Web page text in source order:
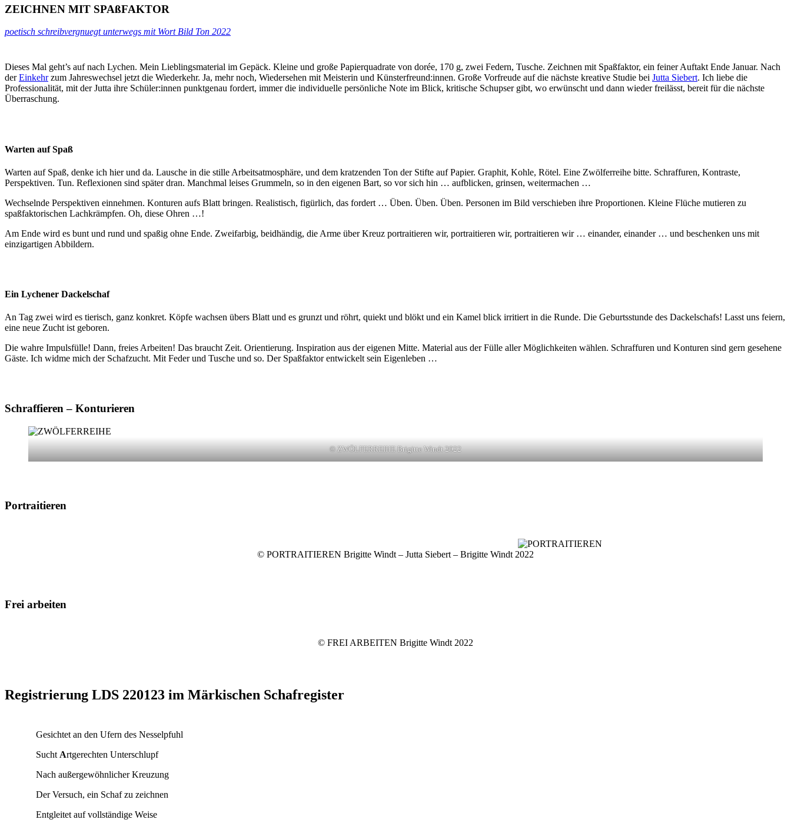
ZEICHNEN MIT SPAßFAKTOR
poetisch schreibvergnuegt unterwegs mit Wort Bild Ton 2022
Dieses Mal geht’s auf nach Lychen. Mein Lieblingsmaterial im Gepäck. Kleine und große Papierquadrate von dorée, 170 g, zwei Federn, Tusche. Zeichnen mit Spaßfaktor, ein feiner Auftakt Ende Januar. Nach
derEinkehrzum Jahreswechsel jetzt die Wiederkehr. Ja, mehr noch, Wiedersehen mit Meisterin und Künsterfreund:innen. Große Vorfreude auf die nächste kreative Studie bei Jutta Siebert. Ich liebe die
Professionalität, mit der Jutta ihre Schüler:innen punktgenau fordert, immer die individuelle persönliche Note im Blick, kritische Schupser gibt, wo erwünscht und dann wieder freilässt, bereit für die nächste
Überraschung.
Warten auf Spaß
Warten auf Spaß, denke ich hier und da. Lausche in die stille Arbeitsatmosphäre, und dem kratzenden Ton der Stifte auf Papier. Graphit, Kohle, Rötel. Eine Zwölferreihe bitte. Schraffuren, Kontraste,
Perspektiven. Tun. Reflexionen sind später dran. Manchmal leises Grummeln, so in den eigenen Bart, so vor sich hin … aufblicken, grinsen, weitermachen …
Wechselnde Perspektiven einnehmen. Konturen aufs Blatt bringen. Realistisch, figürlich, das fordert … Üben. Üben. Üben. Personen im Bild verschieben ihre Proportionen. Kleine Flüche mutieren zu
spaßfaktorischen Lachkrämpfen. Oh, diese Ohren …!
Am Ende wird es bunt und rund und spaßig ohne Ende. Zweifarbig, beidhändig, die Arme über Kreuz portraitieren wir, portraitieren wir, portraitieren wir … einander, einander … und beschenken uns mit
einzigartigen Abbildern.
Ein Lychener Dackelschaf
An Tag zwei wird es tierisch, ganz konkret. Köpfe wachsen übers Blatt und es grunzt und röhrt, quiekt und blökt und ein Kamel blick irritiert in die Runde. Die Geburtsstunde des Dackelschafs! Lasst uns feiern,
eine neue Zucht ist geboren.
Die wahre Impulsfülle! Dann, freies Arbeiten! Das braucht Zeit. Orientierung. Inspiration aus der eigenen Mitte. Material aus der Fülle aller Möglichkeiten wählen. Schraffuren und Konturen sind gern gesehene
Gäste. Ich widme mich der Schafzucht. Mit Feder und Tusche und so. Der Spaßfaktor entwickelt sein Eigenleben …
Schraffieren – Konturieren
© ZWÖLFERREIHE Brigitte Windt 2022
Portraitieren
© PORTRAITIEREN Brigitte Windt – Jutta Siebert – Brigitte Windt 2022
Frei arbeiten
© FREI ARBEITEN Brigitte Windt 2022
Registrierung LDS 220123 im Märkischen Schafregister
Gesichtet an den Ufern des Nesselpfuhl
SuchtArtgerechten Unterschlupf
Nach außergewöhnlicher Kreuzung
Der Versuch, ein Schaf zu zeichnen
Entgleitet auf vollständige Weise